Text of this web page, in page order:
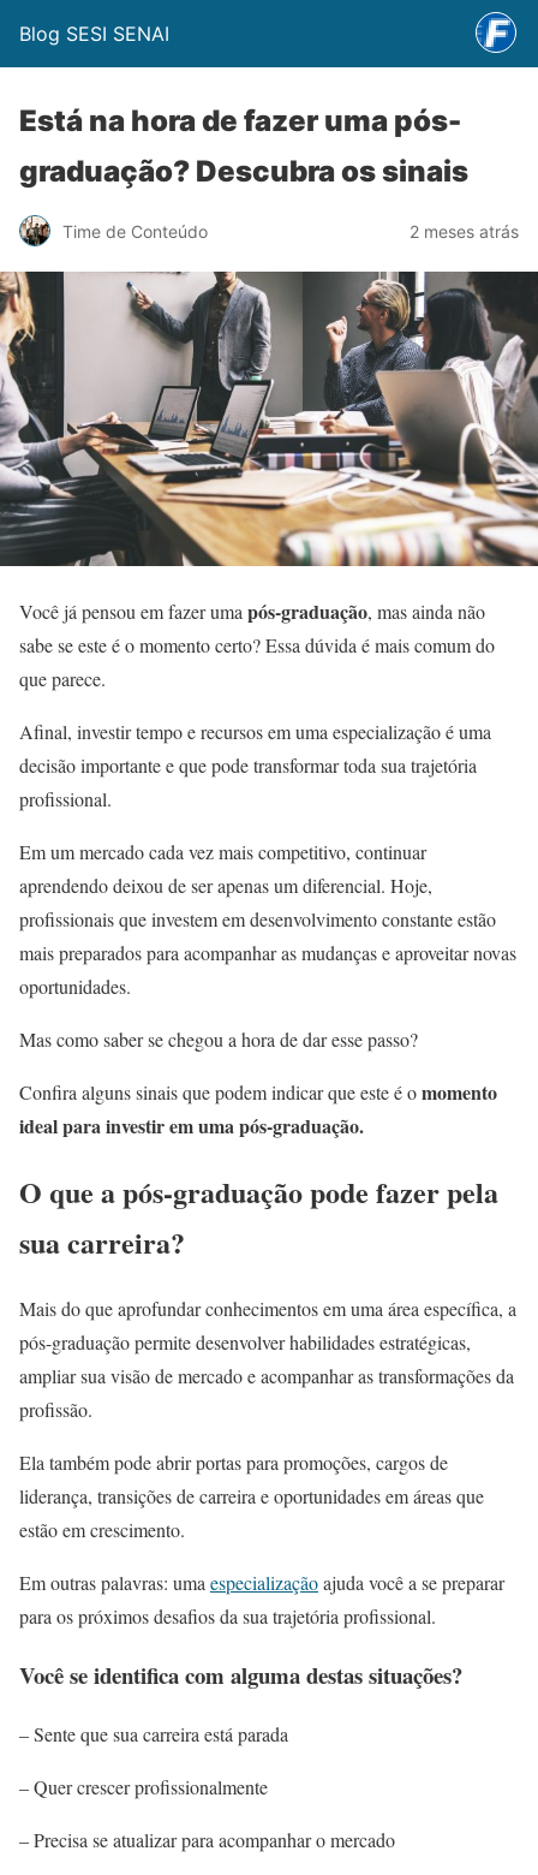
Blog SESI SENAI
Está na hora de fazer uma pós-
graduação? Descubra os sinais
Time de Conteúdo 2 meses atrás
Você já pensou em fazer umapós-graduação, mas ainda não
sabe se este é o momento certo? Essa dúvida é mais comum do
que parece.
Afinal, investir tempo e recursos em uma especialização é uma
decisão importante e que pode transformar toda sua trajetória
profissional.
Em um mercado cada vez mais competitivo, continuar
aprendendo deixou de ser apenas um diferencial. Hoje,
profissionais que investem em desenvolvimento constante estão
mais preparados para acompanhar as mudanças e aproveitar novas
oportunidades.
Mas como saber se chegou a hora de dar esse passo?
Confira alguns sinais que podem indicar que este é omomento
ideal para investir em uma pós-graduação.
O que a pós-graduação pode fazer pela
sua carreira?
Mais do que aprofundar conhecimentos em uma área específica, a
pós-graduaçãopermite desenvolver habilidades estratégicas,
ampliar sua visão de mercado e acompanhar as transformações da
profissão.
Ela também pode abrir portas para promoções, cargos de
liderança, transições de carreira e oportunidades em áreas que
estão em crescimento.
Em outras palavras: umaespecializaçãoajuda você a se preparar
para os próximos desafios da sua trajetória profissional.
Você se identifica com alguma destas situações?
– Sente que sua carreira está parada
– Quer crescer profissionalmente
– Precisa se atualizar para acompanhar o mercado